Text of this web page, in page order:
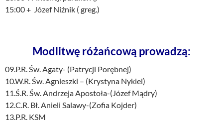
15:00 + Józef Niźnik ( greg.)
Modlitwę różańcową prowadzą:
09.P.R. Św. Agaty- (Patrycji Porębnej)
10.W.R. Św. Agnieszki – (Krystyna Nykiel)
11.Ś.R. Św. Andrzeja Apostoła-(Józef Mądry)
12.C.R. Bł. Anieli Salawy-(Zofia Kojder)
13.P.R. KSM